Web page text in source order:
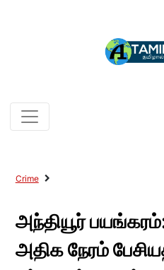
Crime
அந்தியூர்
அதிக நேரம்